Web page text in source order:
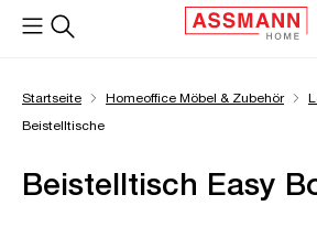
springen
Startseite Homeoffice Möbel & Zubehör
Beistelltische
Beistelltisch Easy